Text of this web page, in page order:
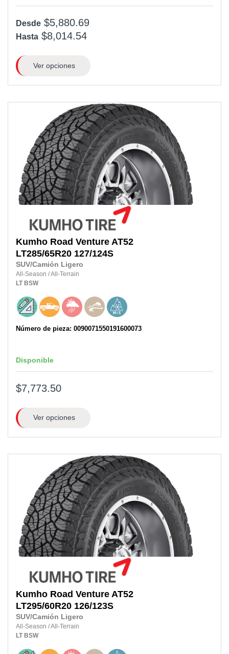
Desde $5,880.69
Hasta $8,014.54
Ver opciones
Kumho Road Venture AT52
LT285/65R20 127/124S
SUV/Camión Ligero
All-Season /All-Terrain
LT BSW
Número de pieza: 0090071550191600073
Disponible
$7,773.50
Ver opciones
Kumho Road Venture AT52
LT295/60R20 126/123S
SUV/Camión Ligero
All-Season /All-Terrain
LT BSW